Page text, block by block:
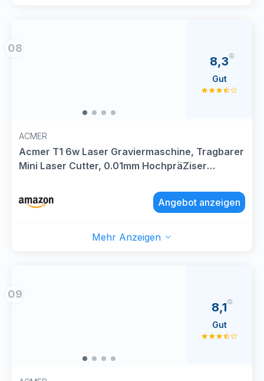
08
ACMER
Acmer T1 6w Laser Graviermaschine, Tragbarer
Mini Laser Cutter, 0.01mm HochpräZiser
Graviermaschine für Holz, Leder, Glas, Metall
Sowie Diy-Geschenken
8,3
Gut
Angebot anzeigen
Mehr Anzeigen
09
8,1
Gut